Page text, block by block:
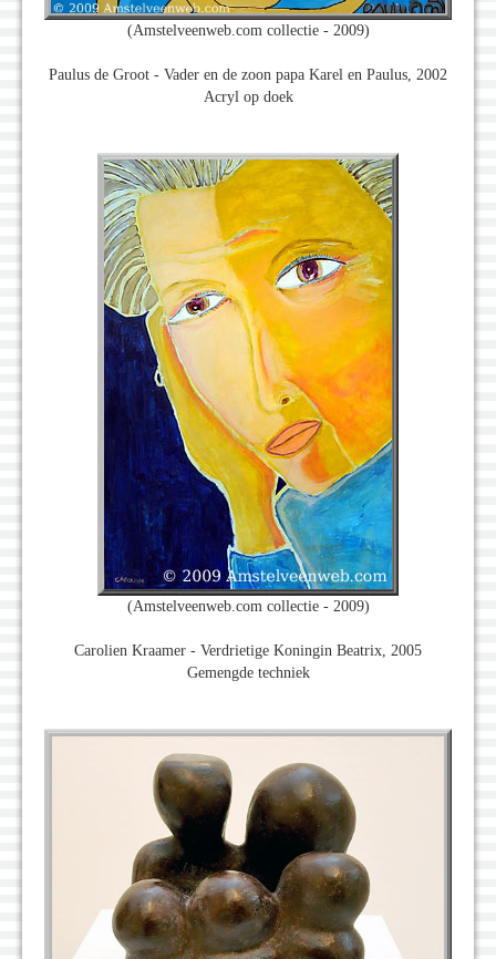
(Amstelveenweb.com collectie - 2009)
Paulus de Groot - Vader en de zoon papa Karel en Paulus, 2002
Acryl op doek
(Amstelveenweb.com collectie - 2009)
Carolien Kraamer - Verdrietige Koningin Beatrix, 2005
Gemengde techniek